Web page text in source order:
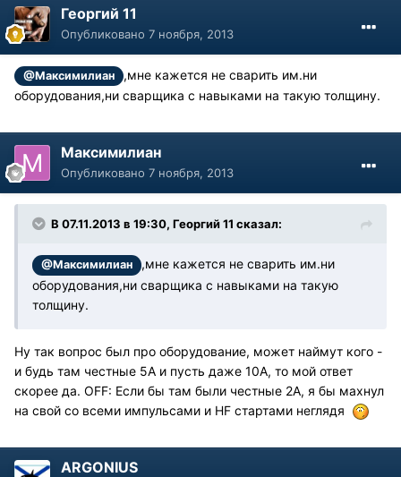
Георгий 11
Опубликовано 7 ноября, 2013
@Максимилиан
,мне кажется не сварить им.ни
оборудования,ни сварщика с навыками на такую толщину.
Максимилиан
Опубликовано 7 ноября, 2013
В 07.11.2013 в 19:30, Георгий 11 сказал:
@Максимилиан
,мне кажется не сварить им.ни
оборудования,ни сварщика с навыками на такую
толщину.
Ну так вопрос был про оборудование, может наймут кого -
и будь там честные 5А и пусть даже 10А, то мой ответ
скорее да. OFF: Если бы там были честные 2А, я бы махнул
на свой со всеми импульсами и HF стартами неглядя
ARGONIUS